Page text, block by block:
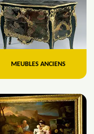
MEUBLES ANCIENS